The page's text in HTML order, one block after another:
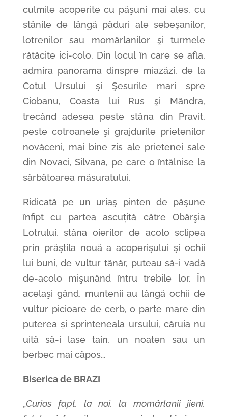
culmile acoperite cu păşuni mai ales, cu
stânile de lângă păduri ale sebeşanilor,
lotrenilor sau momârlanilor şi turmele
rătăcite ici-colo. Din locul în care se afla,
admira panorama dinspre miazăzi, de la
Cotul Ursului şi Şesurile mari spre
Ciobanu, Coasta lui Rus şi Mândra,
trecând adesea peste stâna din Pravit,
peste cotroanele şi grajdurile prietenilor
novăceni, mai bine zis ale prietenei sale
din Novaci, Silvana, pe care o întâlnise la
sărbătoarea măsuratului.
Ridicată pe un uriaş pinten de păşune
înfipt cu partea ascuțită către Obârşia
Lotrului, stâna oierilor de acolo sclipea
prin prăştila nouă a acoperişului şi ochii
lui buni, de vultur tânăr, puteau să-i vadă
de-acolo mişunând întru trebile lor. În
acelaşi gând, muntenii au lângă ochii de
vultur picioare de cerb, o parte mare din
puterea și sprinteneala ursului, căruia nu
uită să-i lase tain, un noaten sau un
berbec mai căpos…
Biserica de BRAZI
„Curios fapt, la noi, la momârlanii jieni,